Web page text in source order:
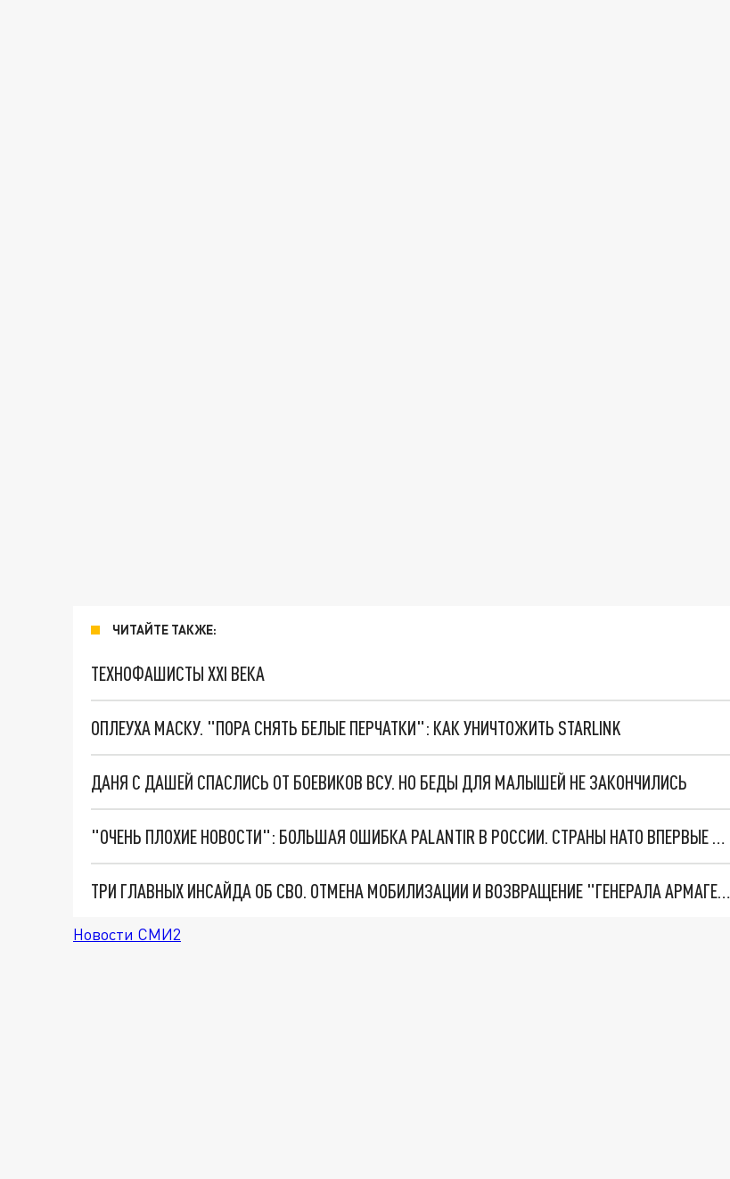
ЧИТАЙТЕ ТАКЖЕ:
ТЕХНОФАШИСТЫ XXI ВЕКА
ОПЛЕУХА МАСКУ. "ПОРА СНЯТЬ БЕЛЫЕ ПЕРЧАТКИ": КАК УНИЧТОЖИТЬ STARLINK
ДАНЯ С ДАШЕЙ СПАСЛИСЬ ОТ БОЕВИКОВ ВСУ. НО БЕДЫ ДЛЯ МАЛЫШЕЙ НЕ ЗАКОНЧИЛИСЬ
"ОЧЕНЬ ПЛОХИЕ НОВОСТИ": БОЛЬШАЯ ОШИБКА PALANTIR В РОССИИ. СТРАНЫ НАТО ВПЕРВЫЕ ЗА СВО ОСТАНОВИЛИ ПОСТАВКИ ОРУЖИЯ. ВСУ ТЕРЯЮТ ПРИГРАНИЧЬЕ?
ТРИ ГЛАВНЫХ ИНСАЙДА ОБ СВО. ОТМЕНА МОБИЛИЗАЦИИ И ВОЗВРАЩЕНИЕ "ГЕНЕРАЛА АРМАГЕДДОНА"? ОТЛИЧНЫЕ НОВОСТИ, КОТОРЫЕ ЖДАЛИ ВСЕ
Новости СМИ2